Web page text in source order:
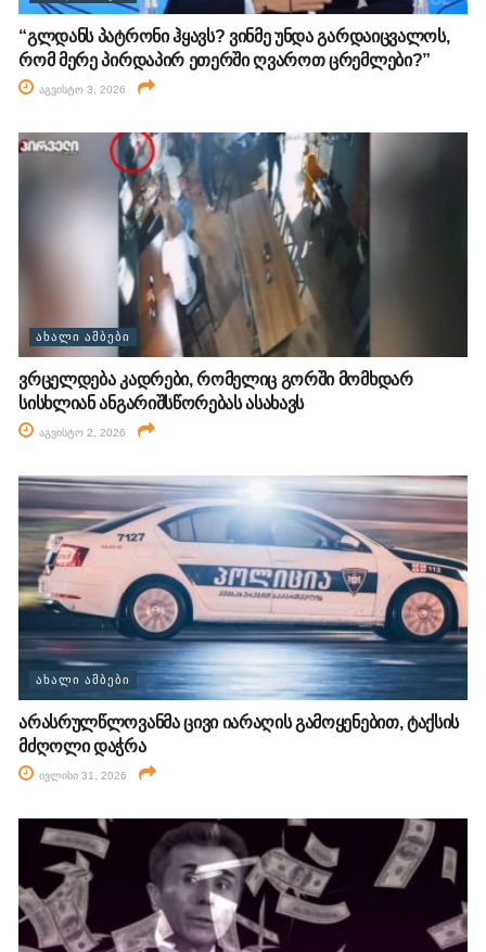
“გლდანს პატრონი ჰყავს? ვინმე უნდა გარდაიცვალოს,
რომ მერე პირდაპირ ეთერში ღვაროთ ცრემლები?”
აგვისტო 3, 2026
ᲐᲮᲐᲚᲘ ᲐᲛᲑᲔᲑᲘ
ვრცელდება კადრები, რომელიც გორში მომხდარ
სისხლიან ანგარიშსწორებას ასახავს
აგვისტო 2, 2026
ᲐᲮᲐᲚᲘ ᲐᲛᲑᲔᲑᲘ
არასრულწლოვანმა ცივი იარაღის გამოყენებით, ტაქსის
მძღოლი დაჭრა
ივლისი 31, 2026